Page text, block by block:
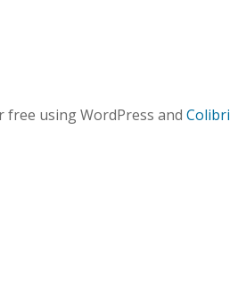
free using WordPress and Colibri